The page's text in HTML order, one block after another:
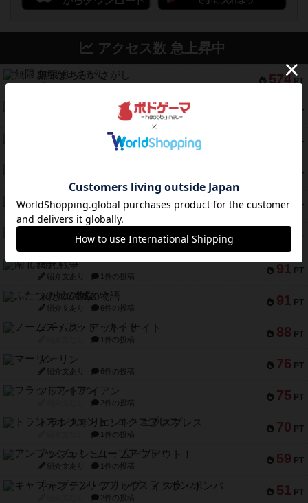
アクセス数 急上昇中
574 PT
無限まちがいさがし
PT
リワイルド：サウスアメリカ
2件の投稿
PT
アンダー・ザ・テーブラー
1件の投稿
PT
宵と暁の呪文書
紹介文あり 8件の投稿
103 PT
セミファイナル ～お前はまだ生きている～
紹介文あり 1件の投稿
PT
紹介文あり 1件の投稿
91 PT
南北戦争
紹介文あり 1件の投稿
91 PT
ふたつの城の物語
紹介文あり 6件の投稿
88 PT
ノームズ・アット・ナイト
1件の投稿
76 PT
マーリン
紹介文あり 6件の投稿
75 PT
フラットアイアン
2件の投稿
70 PT
トランスオリエント・エクスプレス
1件の投稿
59 PT
アンブッシュ！：ムーブアウト！
紹介文あり 1件の投稿
51 PT
キャプテン・フリップ：イスラ・ボンバ
2件の投稿